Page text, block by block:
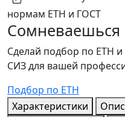
нормам ЕТН и ГОСТ
Сомневаешься
Сделай подбор по ЕТН
СИЗ для вашей
Подбор по ЕТН
Характеристики